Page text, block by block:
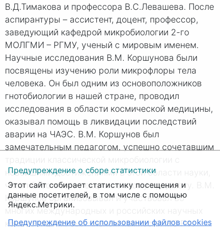
В.Д.Тимакова и профессора В.С.Левашева. После
аспирантуры – ассистент, доцент, профессор,
заведующий кафедрой микробиологии 2-го
МОЛГМИ – РГМУ, ученый с мировым именем.
Научные исследования В.М. Коршунова были
посвящены изучению роли микрофлоры тела
человека. Он был одним из основоположников
гнотобиологии в нашей стране, проводил
исследования в области космической медицины,
оказывал помощь в ликвидации последствий
аварии на ЧАЭС. В.М. Коршунов был
замечательным педагогом, успешно сочетавшим
новейшими достижениями в этой области науки,
читал блестящие лекции по этому предмету. В.М.
Коршунов организовывал и участвовал во
многих международных и российских научных
конференциях, был членом комиссий МЗ РФ,
Предупреждение о сборе статистики
Этот сайт собирает статистику посещения и
данные посетителей, в том числе с помощью
Яндекс.Метрики.
Предупреждение об использовании файлов cookies